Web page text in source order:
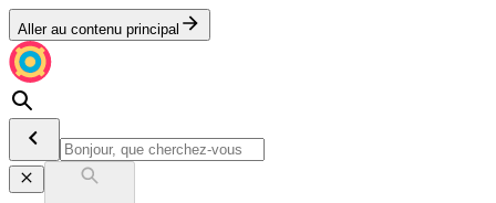
Aller au contenu principal